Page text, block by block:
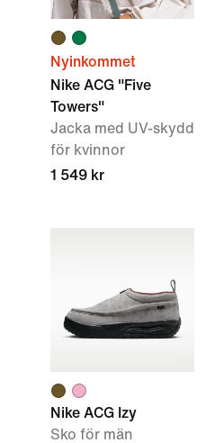
Nyinkommet
Nike ACG "Five
Towers"
Jacka med UV-skydd
för kvinnor
1 549 kr
Nike ACG Izy
Sko för män